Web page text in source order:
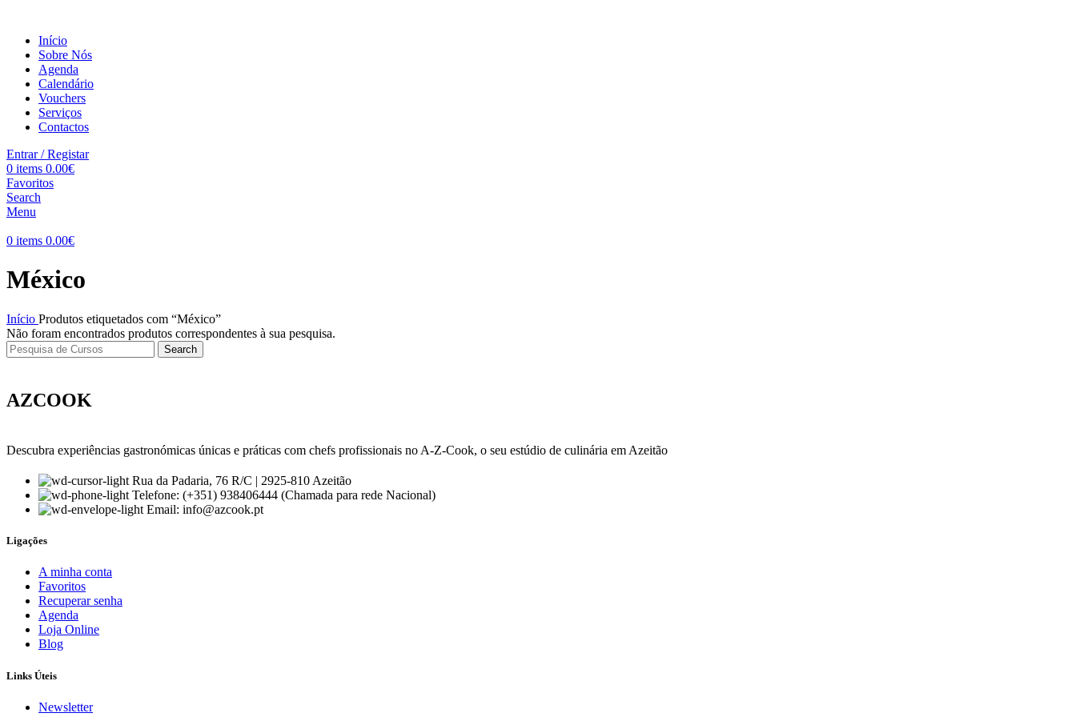
Início
Sobre Nós
Agenda
Calendário
Vouchers
Serviços
Contactos
Entrar / Registar
0 items 0.00€
Favoritos
Search
Menu
0 items 0.00€
México
Início Produtos etiquetados com “México”
Não foram encontrados produtos correspondentes à sua pesquisa.
Search
AZCOOK
Descubra experiências gastronómicas únicas e práticas com chefs profissionais no A-Z-Cook, o seu estúdio de culinária em Azeitão
Rua da Padaria, 76 R/C | 2925-810 Azeitão
Telefone: (+351) 938406444 (Chamada para rede Nacional)
Email: info@azcook.pt
Ligações
A minha conta
Favoritos
Recuperar senha
Agenda
Loja Online
Blog
Links Úteis
Newsletter